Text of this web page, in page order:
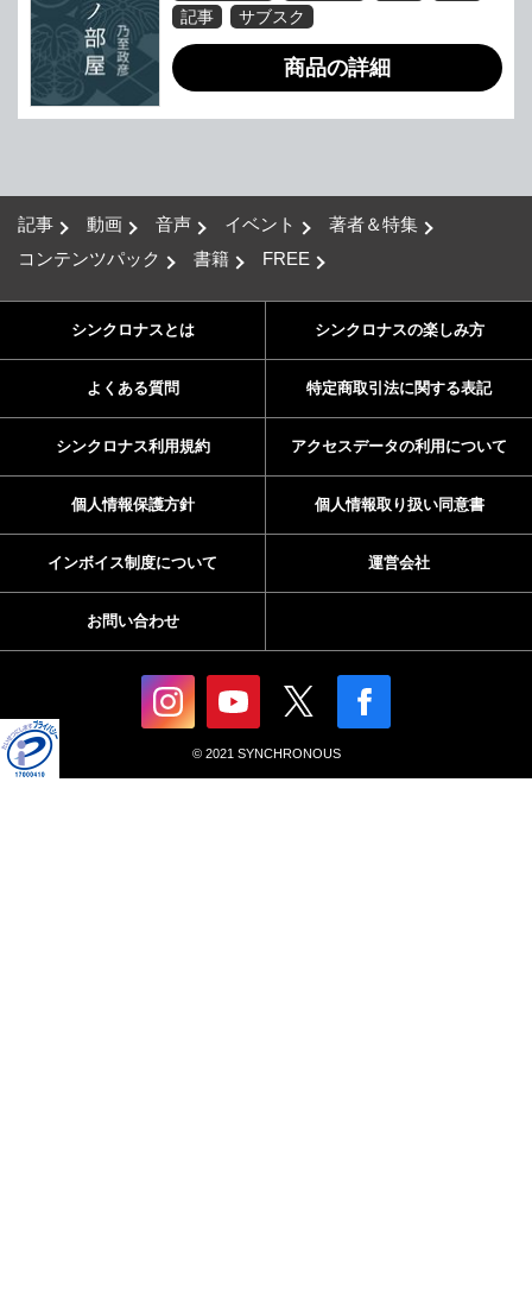
記事
サブスク
商品の詳細
記事 動画 音声 イベント
著者＆特集
コンテンツパック
書籍 FREE
シンクロナスとは シンクロナスの楽しみ方
よくある質問 特定商取引法に関する表記
シンクロナス利用規約 アクセスデータの利用について
個人情報保護方針 個人情報取り扱い同意書
インボイス制度について 運営会社
お問い合わせ
© 2021 SYNCHRONOUS